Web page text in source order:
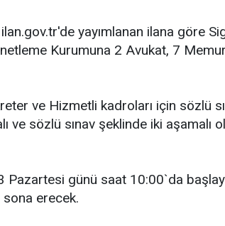
yayımlanan ilana göre
Kurumuna 2 Avukat, 7
ve Hizmetli kadroları için sözlü
ve sözlü sınav şeklinde iki aşamalı
Pazartesi günü saat 10:00`da
erecek.